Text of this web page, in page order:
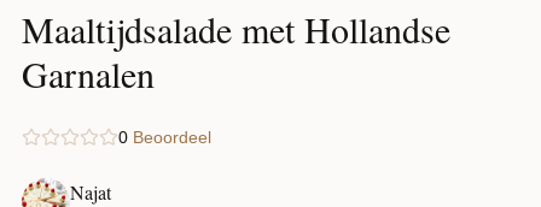
Maaltijdsalade met Hollandse
Garnalen
0 Beoordeel
Najat